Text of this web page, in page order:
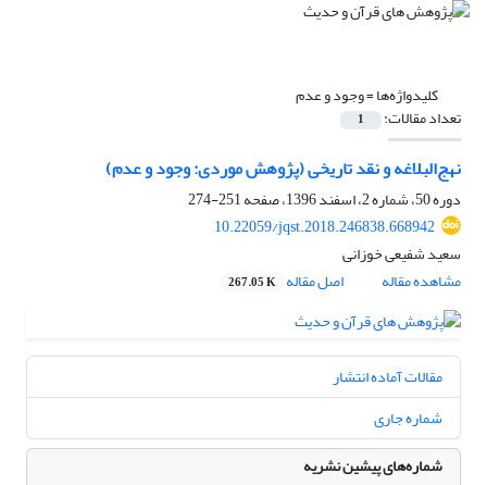
کلیدواژه‌ها =وجود و عدم
تعداد مقالات: 1
نهج‌البلاغه و نقد تاریخی (پژوهش موردی: وجود و عدم)
دوره 50، شماره 2، اسفند 1396، صفحه
251-274
10.22059/jqst.2018.246838.668942
سعید شفیعی خوزانی
مشاهده مقاله
اصل مقاله 267.05 K
مقالات آماده انتشار
شماره جاری
شماره‌های پیشین نشریه